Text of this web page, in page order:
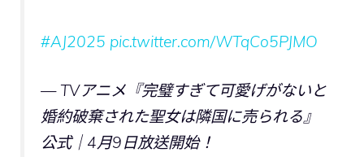
#AJ2025 pic.twitter.com/WTqCo5PJMO
— TVアニメ『完璧すぎて可愛げがないと
婚約破棄された聖女は隣国に売られる』
公式｜4月9日放送開始！